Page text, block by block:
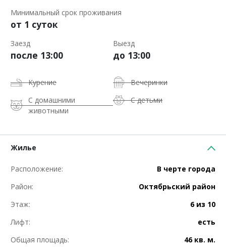
Минимальный срок проживания
от 1 суток
Заезд
после 13:00
Выезд
до 13:00
Курение
Вечеринки
С домашними
животными
С детьми
Жилье
Расположение:
В черте города
Район:
Октябрьский район
Этаж:
6 из 10
Лифт:
есть
Общая площадь:
46 кв. м.